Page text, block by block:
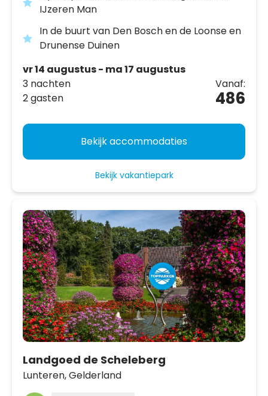
IJzeren Man
In de buurt van Den Bosch en de Loonse en
Drunense Duinen
vr 14 augustus - ma 17 augustus
3 nachten
2 gasten
Vanaf:
486
Bekijk accommodaties
Bekijk vakantiepark
Landgoed de Scheleberg
Lunteren,Gelderland